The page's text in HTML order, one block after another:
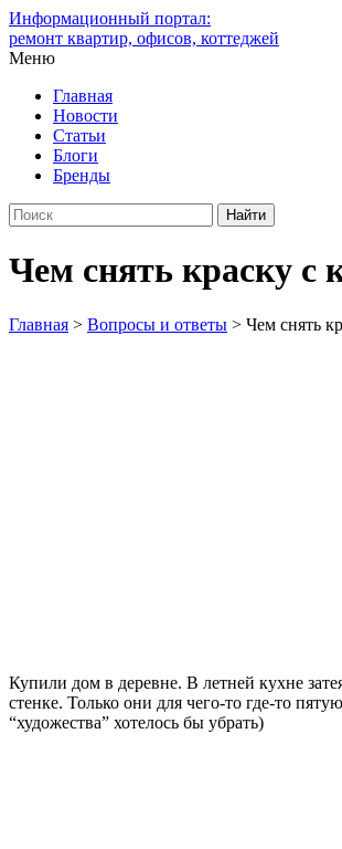
Информационный портал:
ремонт квартир, офисов, коттеджей
Меню
Главная
Новости
Статьи
Блоги
Бренды
Чем снять краску с
Главная > Вопросы и ответы > Чем снять
Купили дом в деревне. В летней кухне
стенке. Только они для чего-то где-то
“художества” хотелось бы убрать)